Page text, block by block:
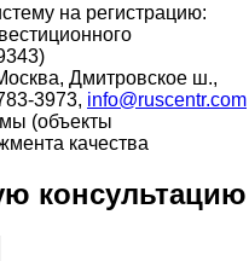
на регистрацию:
Дмитровское ш.,
3973, info@ruscentr.com
(объекты
качества
консультацию